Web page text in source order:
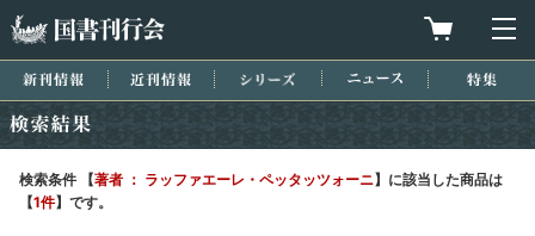
買物カゴを
新刊情報 近刊情報 シリーズ ニュース
検索条件 【著者 ： ラッファエーレ・ペッタッツォーニ】に該当した商品は
【1件】です。